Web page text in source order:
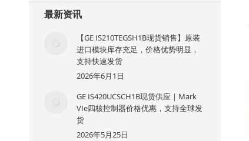
最新资讯
【GE IS210TEGSH1B现货销售】原装
进口模块库存充足，价格优势明显，
支持快速发货
2026年6月1日
GE IS420UCSCH1B现货供应｜Mark
VIe四核控制器价格优惠，支持全球发
货
2026年5月25日